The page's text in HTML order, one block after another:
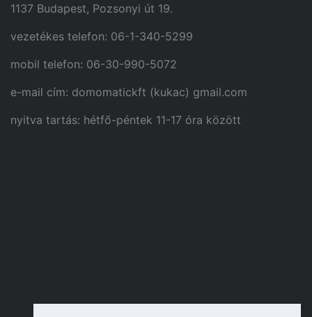
1137 Budapest, Pozsonyi út 19.
vezetékes telefon: 06-1-340-5299
mobil telefon: 06-30-990-5072
e-mail cím: domomatickft (kukac) gmail.com
nyitva tartás: hétfő-péntek 11-17 óra között